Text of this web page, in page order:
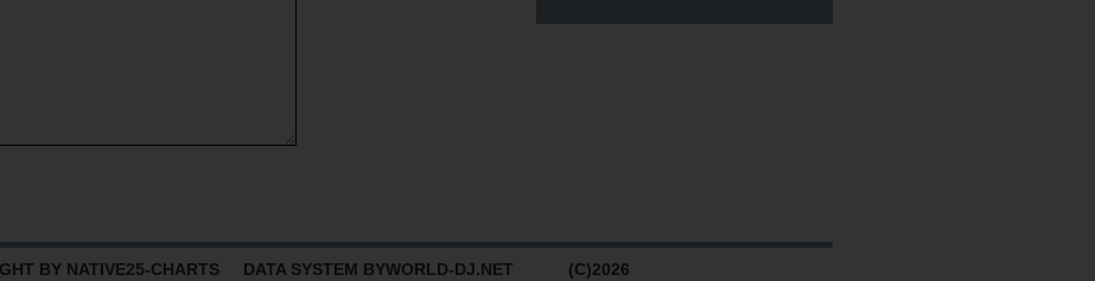
BY NATIVE25-CHARTS DATA SYSTEM BYWORLD-DJ.NET (C)2026